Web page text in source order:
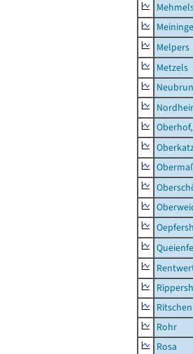
Melpers
Metzels
Rohr
Rosa